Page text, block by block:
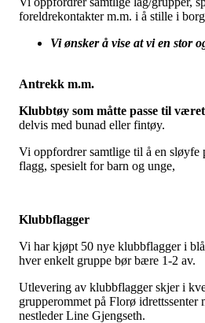
foreldrekontakter m.m. i å stille i
Vi ønsker å vise at vi en stor
Antrekk m.m.
Klubbtøy som måtte passe til været
delvis med bunad eller fintøy.
Vi oppfordrer samtlige til å en sløyfe
flagg, spesielt for barn og unge,
Klubbflagger
Vi har kjøpt 50 nye klubbflagger i
hver enkelt gruppe bør bære 1-2 av.
Utlevering av klubbflagger skjer i
grupperommet på Florø
nestleder Line Gjengseth.